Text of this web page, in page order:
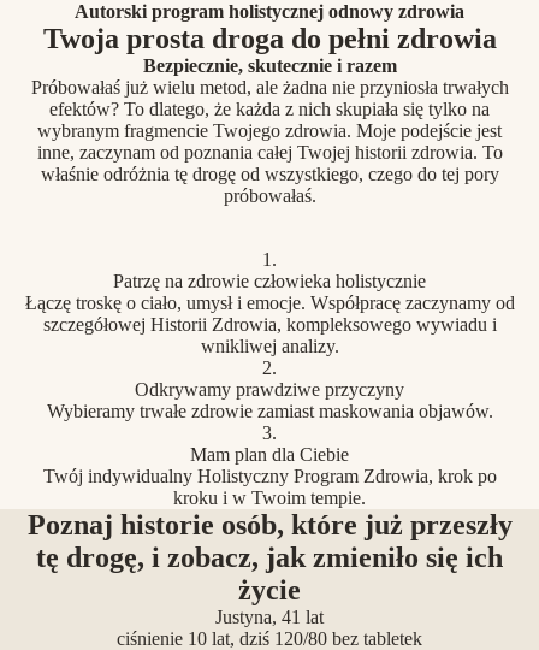
Autorski program holistycznej odnowy zdrowia
Twoja prosta droga do pełni zdrowia
Bezpiecznie, skutecznie i razem
Próbowałaś już wielu metod, ale żadna nie przyniosła trwałych
efektów? To dlatego, że każda z nich skupiała się tylko na
wybranym fragmencie Twojego zdrowia. Moje podejście jest
inne, zaczynam od poznania całej Twojej historii zdrowia. To
właśnie odróżnia tę drogę od wszystkiego, czego do tej pory
próbowałaś.
1.
Patrzę na zdrowie człowieka holistycznie
Łączę troskę o ciało, umysł i emocje. Współpracę zaczynamy od
szczegółowej Historii Zdrowia, kompleksowego wywiadu i
wnikliwej analizy.
2.
Odkrywamy prawdziwe przyczyny
Wybieramy trwałe zdrowie zamiast maskowania objawów.
3.
Mam plan dla Ciebie
Twój indywidualny Holistyczny Program Zdrowia, krok po
kroku i w Twoim tempie.
Poznaj historie osób, które już przeszły
tę drogę, i zobacz, jak zmieniło się ich
życie
Justyna, 41 lat
ciśnienie 10 lat, dziś 120/80 bez tabletek